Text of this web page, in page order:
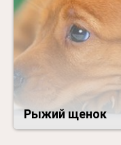
Рыжий щенок